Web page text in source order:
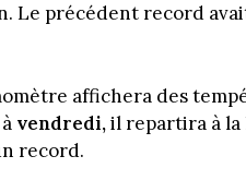
Le précédent record
affichera des
vendredi,il repartira à la
record.